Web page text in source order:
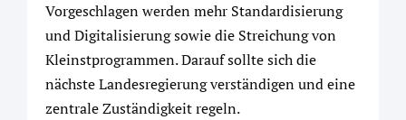
Vorgeschlagen werden mehr Standardisierung
und Digitalisierung sowie die Streichung von
Kleinstprogrammen. Darauf sollte sich die
nächste Landesregierung verständigen und eine
zentrale Zuständigkeit regeln.